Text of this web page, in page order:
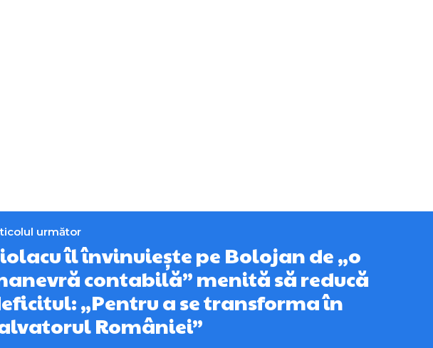
următor
îl învinuiește pe Bolojan de „o
contabilă” menită să reducă
„Pentru a se transforma în
României”